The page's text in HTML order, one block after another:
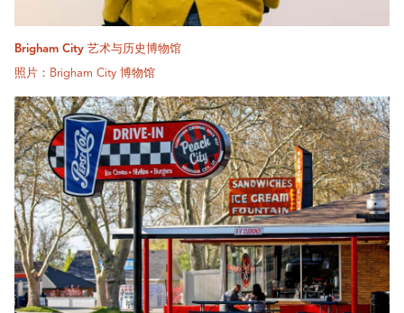
Brigham City 艺术与历史博物馆
照片：Brigham City 博物馆